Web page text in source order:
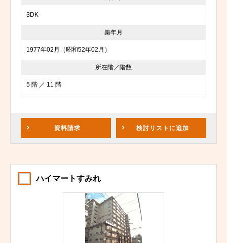
3DK
築年月
1977年02月（昭和52年02月）
所在階／階数
5 階 ／ 11 階
資料請求 検討リスト に追加
ハイマートすみれ